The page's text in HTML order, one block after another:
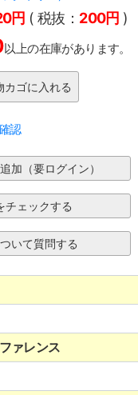
円 ( 税抜： 200円 )
以上の在庫があります。
認
ァレンス